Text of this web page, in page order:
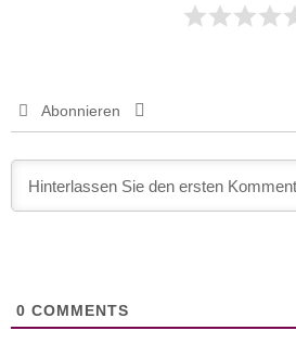
Abonnieren
0 COMMENTS